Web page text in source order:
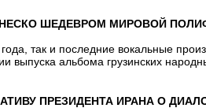
ШЕДЕВРОМ МИРОВОЙ
так и последние вокальные
альбома грузинских
ПРЕЗИДЕНТА ИРАНА О